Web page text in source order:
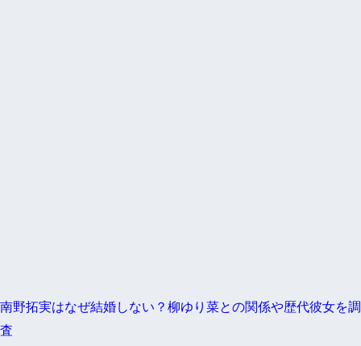
南野拓実はなぜ結婚しない？柳ゆり菜との関係や歴代彼女を調
査